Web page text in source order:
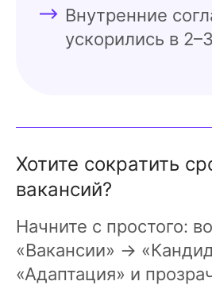
Внутренние
ускорились в
Хотите сократить
вакансий?
Начните с простого:
«Вакансии» →
«Адаптация» и